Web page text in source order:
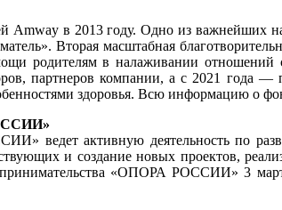
Amway в 2013 году. Одно из важнейших
Вторая масштабная
родителям в налаживании
партнеров компании, а с 2021
здоровья. Всю информацию о
ведет активную деятельность по
и создание новых проектов,
«ОПОРА РОССИИ» 3